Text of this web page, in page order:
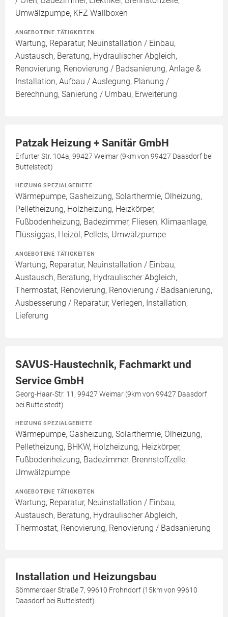
Umwälzpumpe, KFZ Wallboxen
ANGEBOTENE TÄTIGKEITEN
Wartung, Reparatur, Neuinstallation / Einbau,
Austausch, Beratung, Hydraulischer Abgleich,
Renovierung, Renovierung / Badsanierung, Anlage &
Installation, Aufbau / Auslegung, Planung /
Berechnung, Sanierung / Umbau, Erweiterung
Patzak Heizung + Sanitär GmbH
Erfurter Str. 104a, 99427 Weimar (9km von 99427 Daasdorf bei
Buttelstedt)
HEIZUNG SPEZIALGEBIETE
Wärmepumpe, Gasheizung, Solarthermie, Ölheizung,
Pelletheizung, Holzheizung, Heizkörper,
Fußbodenheizung, Badezimmer, Fliesen, Klimaanlage,
Flüssiggas, Heizöl, Pellets, Umwälzpumpe
ANGEBOTENE TÄTIGKEITEN
Wartung, Reparatur, Neuinstallation / Einbau,
Austausch, Beratung, Hydraulischer Abgleich,
Thermostat, Renovierung, Renovierung / Badsanierung,
Ausbesserung / Reparatur, Verlegen, Installation,
Lieferung
SAVUS-Haustechnik, Fachmarkt und
Service GmbH
Georg-Haar-Str. 11, 99427 Weimar (9km von 99427 Daasdorf
bei Buttelstedt)
HEIZUNG SPEZIALGEBIETE
Wärmepumpe, Gasheizung, Solarthermie, Ölheizung,
Pelletheizung, BHKW, Holzheizung, Heizkörper,
Fußbodenheizung, Badezimmer, Brennstoffzelle,
Umwälzpumpe
ANGEBOTENE TÄTIGKEITEN
Wartung, Reparatur, Neuinstallation / Einbau,
Austausch, Beratung, Hydraulischer Abgleich,
Thermostat, Renovierung, Renovierung / Badsanierung
Installation und Heizungsbau
Sömmerdaer Straße 7, 99610 Frohndorf (15km von 99610
Daasdorf bei Buttelstedt)